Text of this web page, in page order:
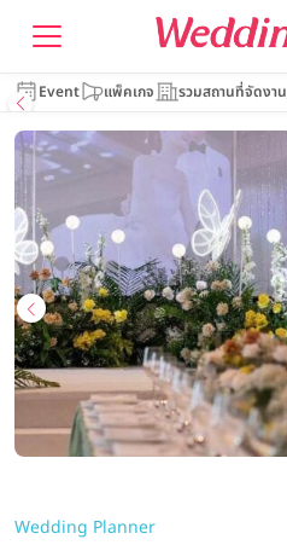
Event แพ็คเกจ รวมสถานที่จัดงาน
Wedding Planner